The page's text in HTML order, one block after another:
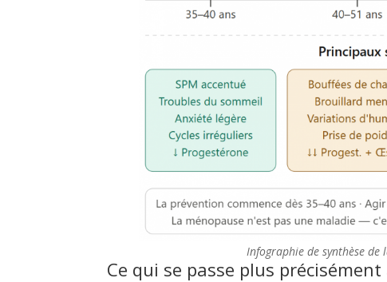
Infographie de synthèse
Ce qui se passe plus